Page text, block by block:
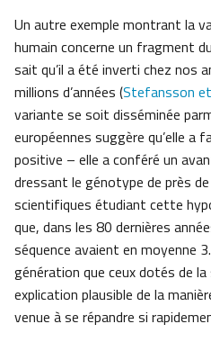
Un autre exemple montrant la
humain concerne un fragment
sait qu’il a été inverti chez nos
millions d’années (Stefansson
variante se soit disséminée
européennes suggère qu’elle a
positive – elle a conféré un
dressant le génotype de près
scientifiques étudiant cette
que, dans les 80 dernières
séquence avaient en moyenne
génération que ceux dotés de la
explication plausible de la
venue à se répandre si